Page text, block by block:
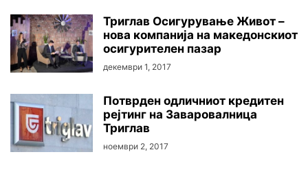
Триглав Осигурување Живот –
нова компанија на македонскиот
осигурителен пазар
декември 1, 2017
Потврден одличниот кредитен
рејтинг на Заваровалница
Триглав
ноември 2, 2017